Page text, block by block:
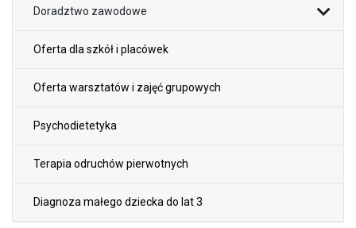
Doradztwo zawodowe
Oferta dla szkół i placówek
Oferta warsztatów i zajęć grupowych
Psychodietetyka
Terapia odruchów pierwotnych
Diagnoza małego dziecka do lat 3